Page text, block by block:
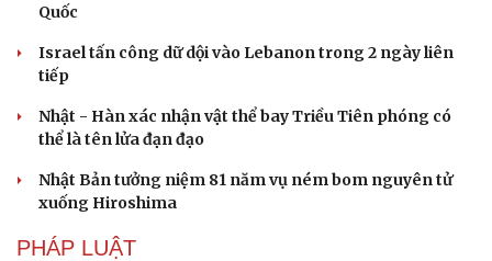
Quốc
Israel tấn công dữ dội vào Lebanon trong 2 ngày liên
tiếp
Nhật - Hàn xác nhận vật thể bay Triều Tiên phóng có
thể là tên lửa đạn đạo
Nhật Bản tưởng niệm 81 năm vụ ném bom nguyên tử
xuống Hiroshima
PHÁP LUẬT